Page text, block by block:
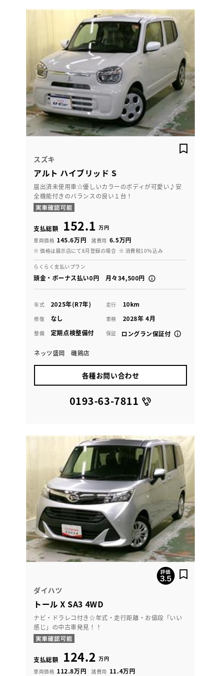
スズキ
アルト ハイブリッド S
届出済未使用車☆優しいカラーのボディが可愛い♪安
全機能付きのバランスの良い１台！
支払総額 152.1 万円
車両価格 145.6万円 諸費用 6.5万円
※ 価格は展示店にて8月登録の場合 ※ 消費税10％込み
らくらく支払いプラン
頭金・ボーナス払い0円 月々34,500円
年式 2025年(R7年) 走行 10km
修復 なし 車検 2028年 4月
整備 定期点検整備付 保証 ロングラン保証付
ネッツ盛岡 磯鶏店
各種お問い合わせ
0193-63-7811
ダイハツ
トール X SA3 4WD
ナビ・ドラレコ付き☆年式・走行距離・お値段「いい
感じ」の中古車発見！！
支払総額 124.2 万円
車両価格 112.8万円 諸費用 11.4万円